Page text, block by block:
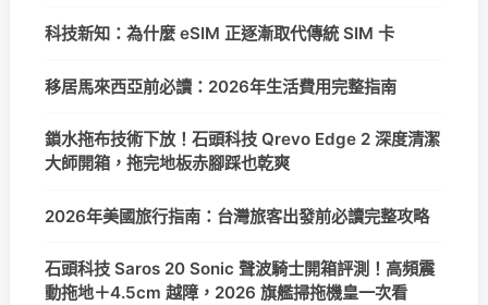
科技新知：為什麼 eSIM 正逐漸取代傳統 SIM 卡
移居馬來西亞前必讀：2026年生活費用完整指南
鎖水拖布技術下放！石頭科技 Qrevo Edge 2 深度清潔
大師開箱，拖完地板赤腳踩也乾爽
2026年美國旅行指南：台灣旅客出發前必讀完整攻略
石頭科技 Saros 20 Sonic 聲波騎士開箱評測！高頻震
動拖地＋4.5cm 越障，2026 旗艦掃拖機皇一次看